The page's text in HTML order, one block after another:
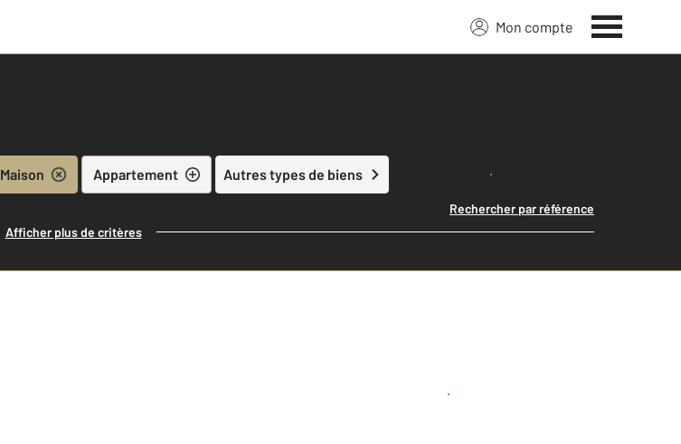
Mon compte
Maison Appartement Autres types de biens Lancer ma recherche
Rechercher par référence
Afficher plus de critères
Créer une alerte